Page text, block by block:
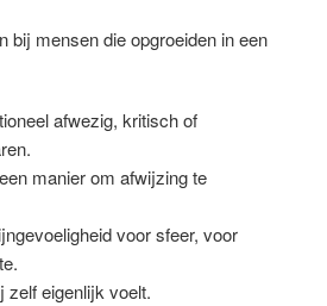
bij mensen die opgroeiden in een
afwezig, kritisch of
manier om afwijzing te
voor sfeer, voor
zelf eigenlijk voelt.